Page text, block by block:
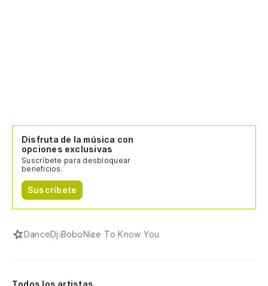
Disfruta de la música con
opciones exclusivas
Suscríbete para desbloquear
beneficios.
Suscríbete
DanceDj BoboNice To Know You